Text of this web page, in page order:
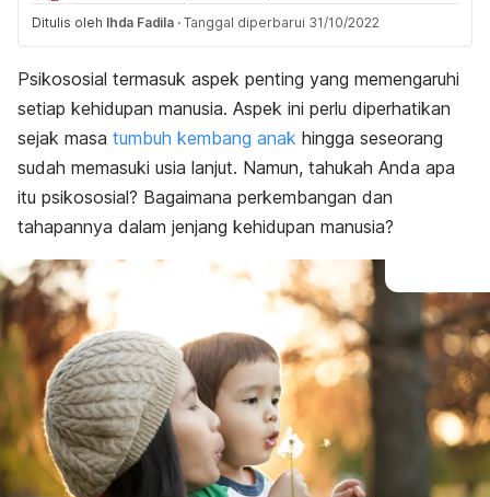
Ditulis oleh Ihda Fadila · Tanggal diperbarui 31/10/2022
Psikososial termasuk aspek penting yang memengaruhi
setiap kehidupan manusia. Aspek ini perlu diperhatikan
sejak masa tumbuh kembang anak hingga seseorang
sudah memasuki usia lanjut. Namun, tahukah Anda apa
itu psikososial? Bagaimana perkembangan dan
tahapannya dalam jenjang kehidupan manusia?